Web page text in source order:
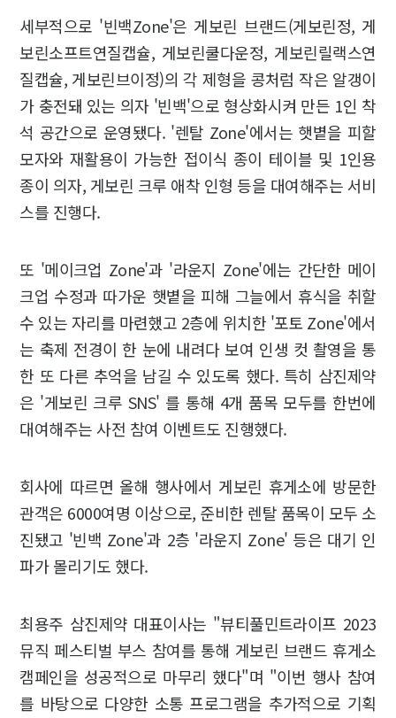
세부적으로 '빈백Zone'은 게보린 브랜드(게보린정, 게
보린소프트연질캡슐, 게보린쿨다운정, 게보린릴랙스연
질캡슐, 게보린브이정)의 각 제형을 콩처럼 작은 알갱이
가 충전돼 있는 의자 '빈백'으로 형상화시켜 만든 1인 착
석 공간으로 운영됐다. '렌탈 Zone'에서는 햇볕을 피할
모자와 재활용이 가능한 접이식 종이 테이블 및 1인용
종이 의자, 게보린 크루 애착 인형 등을 대여해주는 서비
스를 진행다.
또 '메이크업 Zone'과 '라운지 Zone'에는 간단한 메이
크업 수정과 따가운 햇볕을 피해 그늘에서 휴식을 취할
수 있는 자리를 마련했고 2층에 위치한 '포토 Zone'에서
는 축제 전경이 한 눈에 내려다 보여 인생 컷 촬영을 통
한 또 다른 추억을 남길 수 있도록 했다. 특히 삼진제약
은 '게보린 크루 SNS' 를 통해 4개 품목 모두를 한번에
대여해주는 사전 참여 이벤트도 진행했다.
회사에 따르면 올해 행사에서 게보린 휴게소에 방문한
관객은 6000여명 이상으로, 준비한 렌탈 품목이 모두 소
진됐고 '빈백 Zone'과 2층 '라운지 Zone' 등은 대기 인
파가 몰리기도 했다.
최용주 삼진제약 대표이사는 "뷰티풀민트라이프 2023
뮤직 페스티벌 부스 참여를 통해 게보린 브랜드 휴게소
캠페인을 성공적으로 마무리 했다"며 "이번 행사 참여
를 바탕으로 다양한 소통 프로그램을 추가적으로 기획